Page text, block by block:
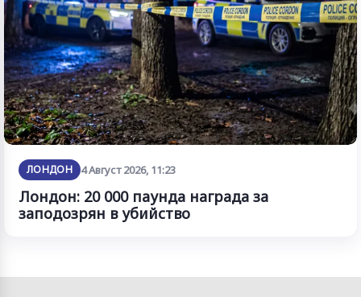
ЛОНДОН 4 Август 2026, 11:23
Лондон: 20 000 паунда награда за
заподозрян в убийство